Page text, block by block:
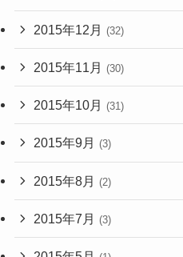
2015年12月 (32)
2015年11月 (30)
2015年10月 (31)
2015年9月 (3)
2015年8月 (2)
2015年7月 (3)